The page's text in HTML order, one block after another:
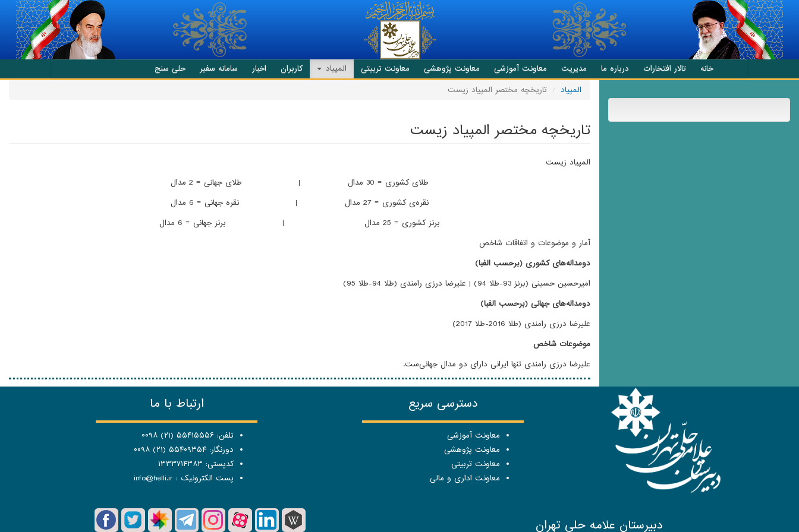
انتقال به محتوای اصلی
خانه تالار افتخارات درباره ما مدیریت معاونت آموزشی معاونت پژوهشی معاونت تربیتی المپیاد کاربران اخبار سامانه سفیر
حلی سنج
المپیاد
تاریخچه مختصر المپیاد زیست
تاریخچه مختصر المپیاد زیست
المپیاد زیست
طلای کشوری = 30 مدال | طلای جهانی = 2 مدال
نقره‌ی کشوری = 27 مدال | نقره جهانی = 6 مدال
برنز کشوری = 25 مدال | برنز جهانی = 6 مدال
آمار و موضوعات و اتفاقات شاخص
دومداله‌‌های کشوری (برحسب الفبا)
امیرحسین حسینی (برنز 93-طلا 94) | علیرضا درزی رامندی (طلا 94-طلا 95)
دومداله‌‌های جهانی (برحسب الفبا)
علیرضا درزی رامندی (طلا 2016-طلا 2017)
موضوعات شاخص
علیرضا درزی رامندی تنها ایرانی دارای دو مدال جهانی‌ست.
دسترسی سریع
معاونت آموزشی
معاونت پژوهشی
معاونت تربیتی
معاونت اداری و مالی
ارتباط با ما
تلفن: ۵۵۴۱۵۵۵۶ (۲۱) ۰۰۹۸
دورنگار: ۵۵۴۰۹۳۵۴ (۲۱) ۰۰۹۸
کدپستی: ۱۳۳۳۷۱۴۳۸۳
پست الکترونیک : info@helli.ir
دبیرستان علامه حلی تهران